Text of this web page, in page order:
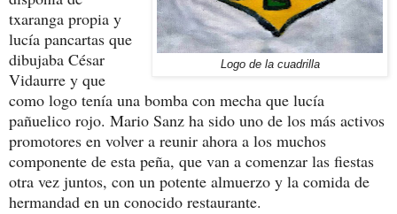
Logo de la cuadrilla
txaranga propia y
lucía pancartas que
dibujaba César
Vidaurre y que
como logo tenía una bomba con mecha que lucía
pañuelico rojo. Mario Sanz ha sido uno de los más activos
promotores en volver a reunir ahora a los muchos
componente de esta peña, que van a comenzar las fiestas
otra vez juntos, con un potente almuerzo y la comida de
hermandad en un conocido restaurante.